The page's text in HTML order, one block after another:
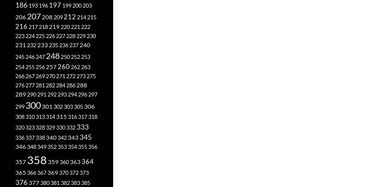
186 193 196 197 199 200 203
206 207 208 209 212 214 215
216 217 218219 220 221 222
223 224 225 226 227 228 229 230
231 232 233 235 236 237240
245 246 247248 250 252 253
254 255 256257 260 262 263
266 267 269 270 271 272 273 275
276 277 281 282 284 286 288
289 290 291 292 293 294 296 297
299 300301302303305306
308310313314315 316317318
320323328329330332 333
336337338340342343 345
346348349352353354355356
357 358 359360363364
365 366367369370372373
376377380381 382383385